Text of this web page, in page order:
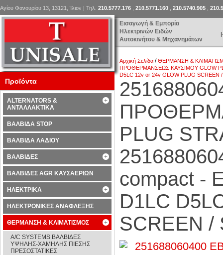
Εισαγωγή & Εμπορία
Ηλεκτρινών Ειδών
Αυτοκινήτου & Μηχανημάτων
Αγίου Φανουρίου 13, 13121, Ίλιον | Τηλ. 210.5777.176 210.5771.160 210.5740.905
Αρχική Σελίδα /ΘΕΡΜΑΝΣΗ &
ΠΡΟΘΕΡΜΑΝΣΕΩΣ ΚΑΥΣΙΜΟΥ GLOW
D5LC 12v or 24v GLOW PLUG SCREEN
PLUG
compact -
D1LC
SCREEN /
Προϊόντα
ALTERNATORS &
ΑΝΤΑΛΛΑΚΤΙΚΑ
ΒΑΛΒΙΔΑ STOP
ΒΑΛΒΙΔΑ ΛΑΔΙΟΥ
ΒΑΛΒΙΔΕΣ
ΒΑΛΒΙΔΕΣ AGR ΚΑΥΣΑΕΡΙΩΝ
ΗΛΕΚΤΡΙΚΑ
ΗΛΕΚΤΡΟΝΙΚΕΣ ΑΝΑΦΛΕΞΗΣ
ΘΕΡΜΑΝΣΗ & ΚΛΙΜΑΤΙΣΜΟΣ
A/C SYSTEMS ΒΑΛΒΙΔΕΣ
ΥΨΗΛΗΣ-ΧΑΜΗΛΗΣ ΠΙΕΣΗΣ
ΠΡΕΣΟΣΤΑΤΙΚΕΣ